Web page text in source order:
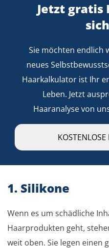
Jetzt gratis
Sie möchten endlich
neues
Haarkalkulator ist Ihr
Leben. Jetzt
Haaranalyse von
1. Silikone
Wenn es um schädliche
Haarprodukten geht,
weit oben. Sie legen einen